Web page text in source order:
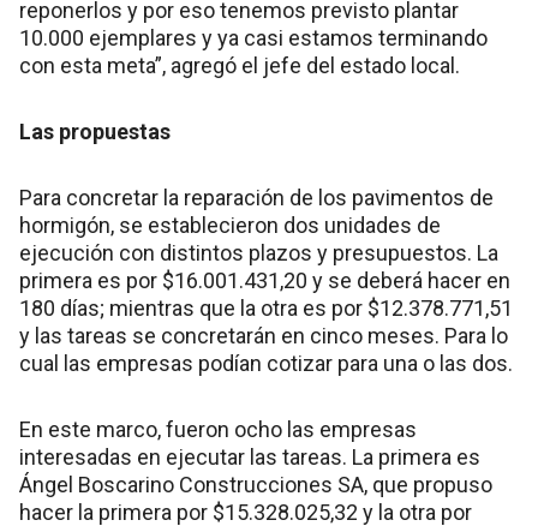
reponerlos y por eso tenemos previsto plantar
10.000 ejemplares y ya casi estamos terminando
con esta meta”, agregó el jefe del estado local.
Las propuestas
Para concretar la reparación de los pavimentos de
hormigón, se establecieron dos unidades de
ejecución con distintos plazos y presupuestos. La
primera es por $16.001.431,20 y se deberá hacer en
180 días; mientras que la otra es por $12.378.771,51
y las tareas se concretarán en cinco meses. Para lo
cual las empresas podían cotizar para una o las dos.
En este marco, fueron ocho las empresas
interesadas en ejecutar las tareas. La primera es
Ángel Boscarino Construcciones SA, que propuso
hacer la primera por $15.328.025,32 y la otra por